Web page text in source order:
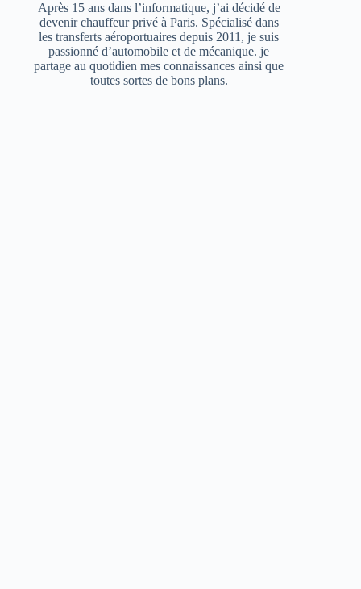
Après 15 ans dans l’informatique, j’ai décidé de
devenir chauffeur privé à Paris. Spécialisé dans
les transferts aéroportuaires depuis 2011, je suis
passionné d’automobile et de mécanique. je
partage au quotidien mes connaissances ainsi que
toutes sortes de bons plans.